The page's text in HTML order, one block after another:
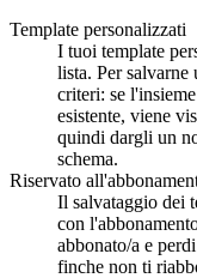
Template personalizzati
I tuoi template
lista. Per salvarne
criteri: se
esistente, viene
quindi dargli un
schema.
Riservato
Il salvataggio dei
con
abbonato/a e
finche non ti